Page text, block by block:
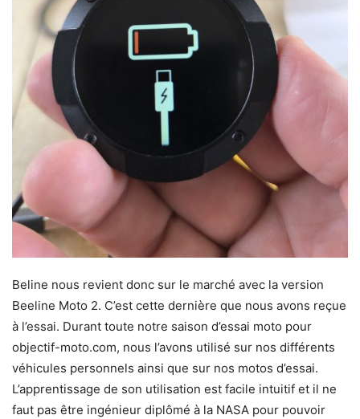
Beline nous revient donc sur le marché avec la version
Beeline Moto 2. C’est cette dernière que nous avons reçue
à l’essai. Durant toute notre saison d’essai moto pour
objectif-moto.com, nous l’avons utilisé sur nos différents
véhicules personnels ainsi que sur nos motos d’essai.
L’apprentissage de son utilisation est facile intuitif et il ne
faut pas être ingénieur diplômé à la NASA pour pouvoir